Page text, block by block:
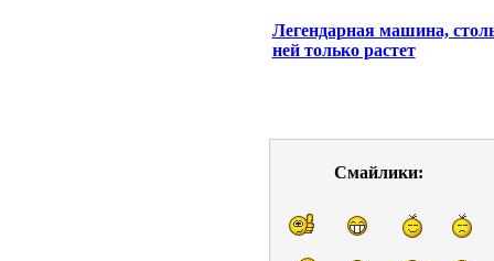
Легендарная машина,
ней только растет
Смайлики: